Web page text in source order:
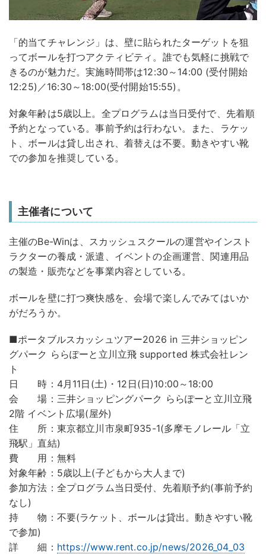
「的当てチャレンジ」は、壁に貼られたターゲットを狙
ってボールを打つアクティビティ。誰でも気軽に挑戦で
きるのが魅力だ。実施時間帯は12:30～14:00 (受付開始
12:25)／16:30～18:00(受付開始15:55)。
対象年齢は5歳以上。全プログラムは当日受付で、先着順
予約となっている。事前予約は行わない。また、ラケッ
ト、ボールは貸し出され、着替えは不要。動きやすい靴
での参加を推奨している。
主催者について
主催のBe-Winは、スカッシュスクールの運営やインスト
ラクターの養成・派遣、イベントの企画運営、関連用品
の製造・販売などを事業内容としている。
ボールを壁に打つ爽快感を、会場で楽しんでみてはいか
がだろうか。
■ポータブルスカッシュツアー2026 in 三井ショッピン
グパーク ららぽーと立川立飛 supported 株式会社レン
ト
日 時：4月11日(土)・12日(日)10:00～18:00
会 場：三井ショッピングパーク ららぽーと立川立飛
2階 イベント広場(屋外)
住 所：東京都立川市泉町935-1(多摩モノレール「立
飛駅」直結)
費 用：無料
対象年齢：5歳以上(子どもから大人まで)
参加方法：全プログラム当日受付、先着順予約(事前予約
なし)
持 物：不要(ラケット、ボールは貸出。動きやすい靴
で参加)
詳 細： https://www.rent.co.jp/news/2026_04_03